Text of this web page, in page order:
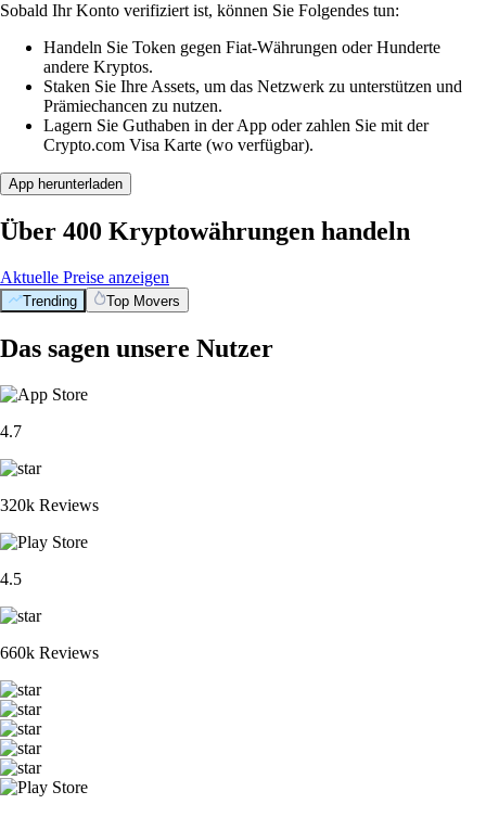
Sobald Ihr Konto verifiziert ist, können Sie Folgendes tun:
Handeln Sie Token gegen Fiat-Währungen oder Hunderte
andere Kryptos.
Staken Sie Ihre Assets, um das Netzwerk zu unterstützen und
Prämiechancen zu nutzen.
Lagern Sie Guthaben in der App oder zahlen Sie mit der
Crypto.com Visa Karte (wo verfügbar).
App herunterladen
Über 400 Kryptowährungen handeln
Aktuelle Preise anzeigen
Trending Top Movers
Das sagen unsere Nutzer
4.7
320k Reviews
4.5
660k Reviews